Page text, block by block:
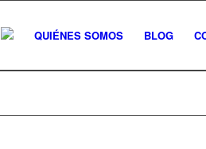
QUIÉNES SOMOS BLOG